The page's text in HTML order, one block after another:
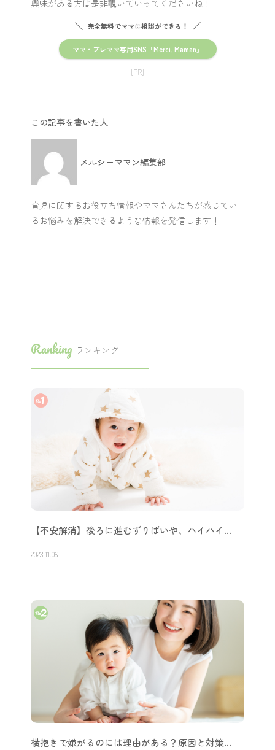
興味がある方は是非覗いていってくださいね！
完全無料でママに相談ができる！
ママ・プレママ専用SNS「Merci, Maman」
[PR]
この記事を書いた人
メルシーママン編集部
育児に関するお役立ち情報やママさんたちが感じてい
るお悩みを解決できるような情報を発信します！
Ranking ランキング
【不安解消】後ろに進むずりばいや、ハイハイ…
2023.11.06
横抱きで嫌がるのには理由がある？原因と対策…